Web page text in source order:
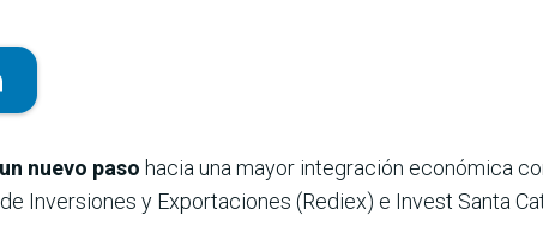
nuevo paso hacia una mayor integración económica
Inversiones y Exportaciones (Rediex) e Invest Santa